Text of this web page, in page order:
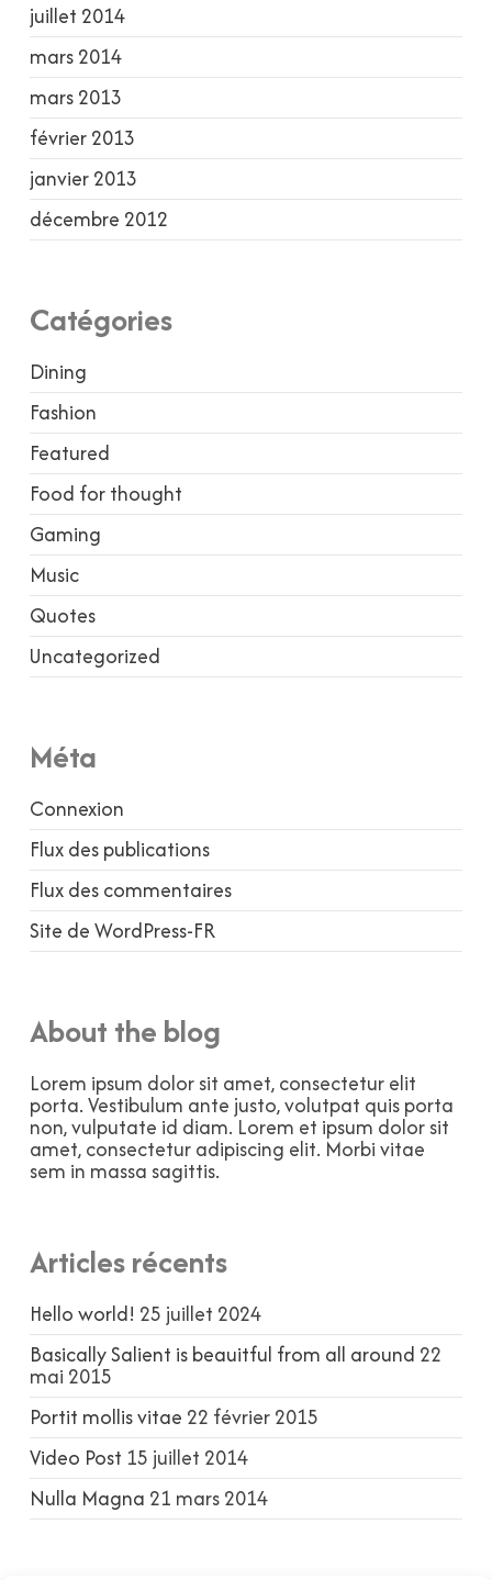
juillet 2014
mars 2014
mars 2013
février 2013
janvier 2013
décembre 2012
Catégories
Dining
Fashion
Featured
Food for thought
Gaming
Music
Quotes
Uncategorized
Méta
Connexion
Flux des publications
Flux des commentaires
Site de WordPress-FR
About the blog
Lorem ipsum dolor sit amet, consectetur elit
porta. Vestibulum ante justo, volutpat quis porta
non, vulputate id diam. Lorem et ipsum dolor sit
amet, consectetur adipiscing elit. Morbi vitae
sem in massa sagittis.
Articles récents
Hello world! 25 juillet 2024
Basically Salient is beauitful from all around 22
mai 2015
Portit mollis vitae 22 février 2015
Video Post 15 juillet 2014
Nulla Magna 21 mars 2014